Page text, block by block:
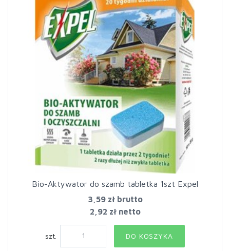
Bio-Aktywator do szamb tabletka 1szt Expel
3,59 złbrutto
2,92 zł netto
szt. DO KOSZYKA